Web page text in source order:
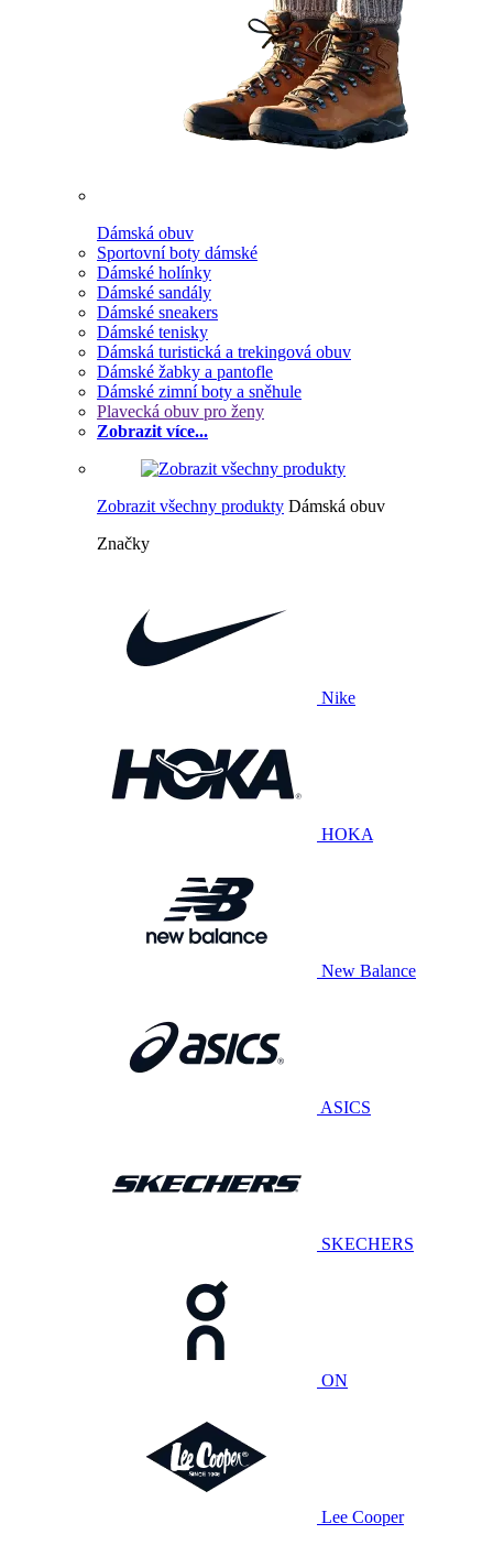
Dámská obuv
Sportovní boty dámské
Dámské holínky
Dámské sandály
Dámské sneakers
Dámské tenisky
Dámská turistická a trekingová obuv
Dámské žabky a pantofle
Dámské zimní boty a sněhule
Plavecká obuv pro ženy
Zobrazit více...
Zobrazit všechny produkty Dámská obuv
Značky
Nike
HOKA
New Balance
ASICS
SKECHERS
ON
Lee Cooper